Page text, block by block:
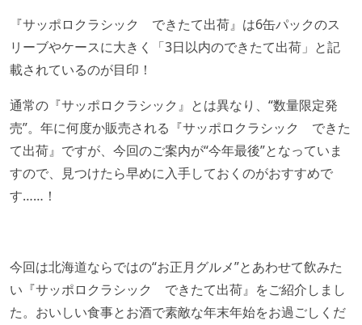
『サッポロクラシック できたて出荷』は6缶パックのス
リーブやケースに大きく「3日以内のできたて出荷」と記
載されているのが目印！
通常の『サッポロクラシック』とは異なり、“数量限定発
売”。年に何度か販売される『サッポロクラシック できた
て出荷』ですが、今回のご案内が“今年最後”となっていま
すので、見つけたら早めに入手しておくのがおすすめで
す……！
今回は北海道ならではの“お正月グルメ”とあわせて飲みた
い『サッポロクラシック できたて出荷』をご紹介しまし
た。おいしい食事とお酒で素敵な年末年始をお過ごしくだ